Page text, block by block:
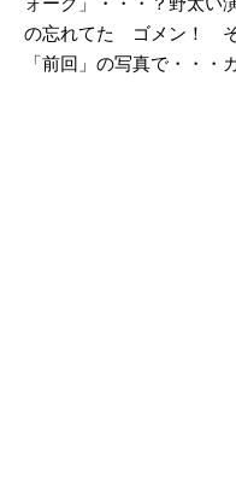
の忘れてた ゴメン！ そ
「前回」の写真で・・・